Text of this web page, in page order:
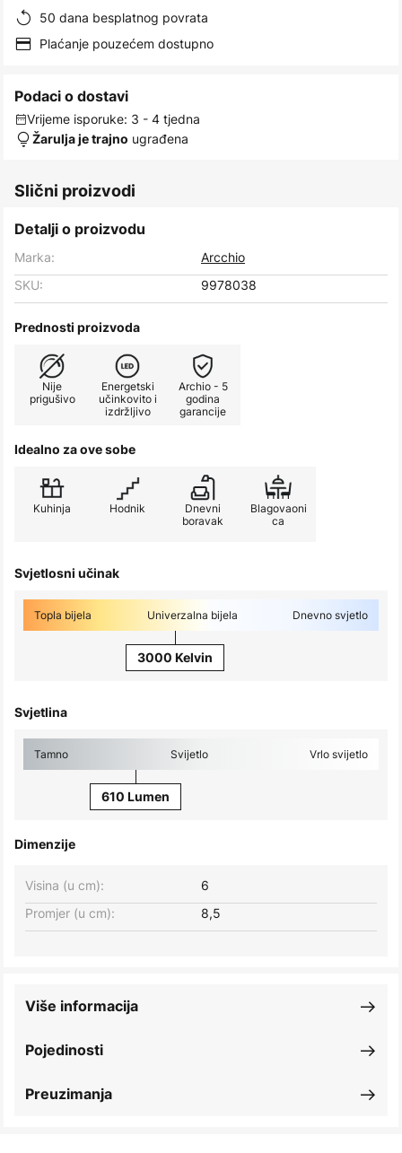
50 dana besplatnog povrata
Plaćanje pouzećem dostupno
Podaci o dostavi
Vrijeme isporuke: 3 - 4 tjedna
Žarulja je trajno ugrađena
Slični proizvodi
Detalji o proizvodu
Marka:
Arcchio
SKU:
9978038
Prednosti proizvoda
Nije
prigušivo
Energetski
učinkovito i
izdržljivo
Archio - 5
godina
garancije
Idealno za ove sobe
Kuhinja Hodnik
Dnevni
boravak
Blagovaoni
ca
Svjetlosni učinak
Topla bijela Univerzalna bijela Dnevno svjetlo
3000 Kelvin
Svjetlina
Tamno Svijetlo Vrlo svijetlo
610 Lumen
Dimenzije
Visina (u cm):
6
Promjer (u cm):
8,5
Pojedinosti
Više informacija
Preuzimanja